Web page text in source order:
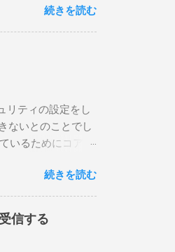
た。ということ
る。 基本的な構成
無線機。 今回は私
。 今回はちょ
PC。 今回は手元
音声を使った交信
うソフトウェアで
れはこの様になっ
がつながってい
ドが交換でき
続きを読む
リティの設定をし
ないとのことでし
いるためにコア分
ました。結論とし
を実行しま
しました。 適当
drivers > inf.txt #
ったので、ここ
続きを読む
信する